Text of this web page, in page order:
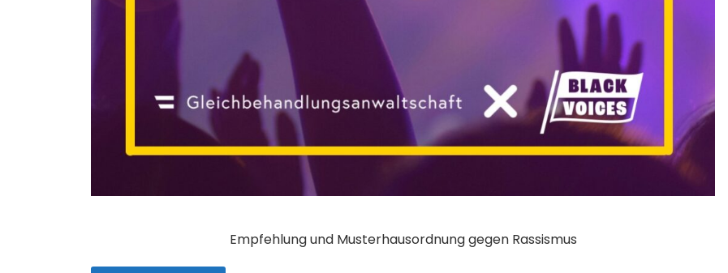
Empfehlung und Musterhausordnung gegen Rassismus